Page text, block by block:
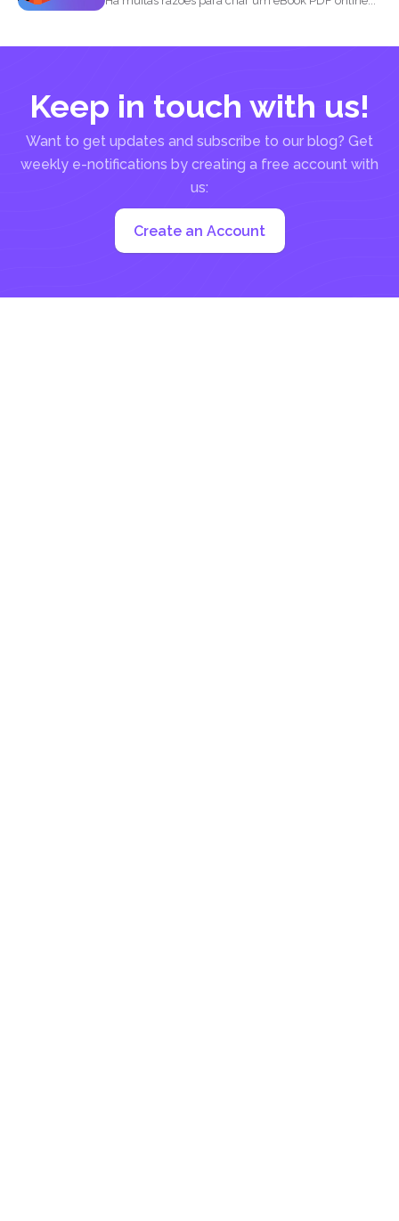
Keep in touch with us!
Want to get updates and subscribe to our blog? Get
weekly e-notifications by creating a free account with
us:
Create an Account